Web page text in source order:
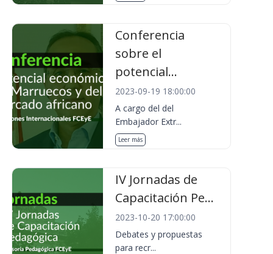
Conferencia
sobre el
potencial...
2023-09-19 18:00:00
A cargo del del
Embajador Extr...
Leer más
IV Jornadas de
Capacitación Pe...
2023-10-20 17:00:00
Debates y propuestas
para recr...